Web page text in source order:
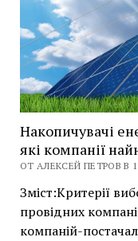
Накопичувачі
які компанії
ОТ АЛЕКСЕЙ ПЕТРОВ В
Зміст:Критерії
провідних
компаній-